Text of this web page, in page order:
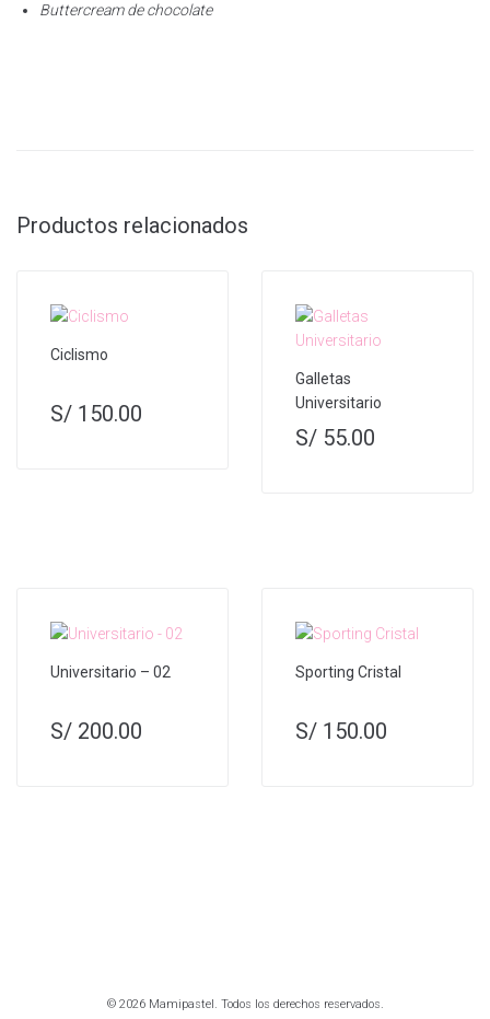
Buttercream de chocolate
Productos relacionados
Ciclismo
S/ 150.00
Galletas
Universitario
S/ 55.00
Universitario – 02
S/ 200.00
Sporting Cristal
S/ 150.00
© 2026 Mamipastel. Todos los derechos reservados.